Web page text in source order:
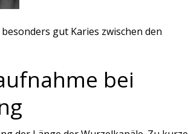
gut Karies zwischen den
bei